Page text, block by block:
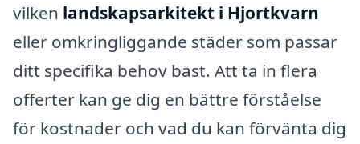
vilken landskapsarkitekt i Hjortkvarn
eller omkringliggande städer som passar
ditt specifika behov bäst. Att ta in flera
offerter kan ge dig en bättre förståelse
för kostnader och vad du kan förvänta dig